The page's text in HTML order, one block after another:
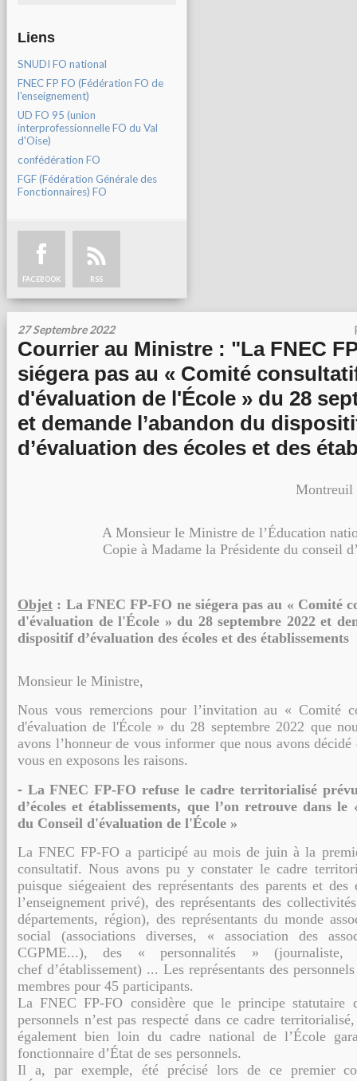
Liens
SNUDI FO national
FNEC FP FO (Fédération FO de
l'enseignement)
UD FO 95 (union
interprofessionnelle FO du Val
d'Oise)
confédération FO
FGF (Fédération Générale des
Fonctionnaires) FO
FACEBOOK RSS
27 Septembre 2022
Courrier au Ministre : "La FNEC
siégera pas au « Comité
d'évaluation de l'École » du 28
et demande l’abandon du
d’évaluation des écoles et des
Montreuil
A Monsieur le Ministre de l’Éducation
Copie à Madame la Présidente du conseil
Objet : La FNEC FP-FO ne siégera pas au « Comité
d'évaluation de l'École »du 28septembre 2022 et
dispositif d’évaluation des écoles et des établissements
Monsieur le Ministre,
Nous vous remercions pour l’invitation au « Comité
d'évaluation de l'École » du 28 septembre 2022 que
avons l’honneur de vous informer que nous avons décidé
vous en exposons les raisons.
- La FNEC FP-FO refuse le cadre territorialisé
d’écoles et établissements, que l’on retrouve dans
du Conseil d'évaluation de l'École »
La FNEC FP-FO a participé au mois de juin à la
consultatif. Nous avons pu yconstater le cadre
puisque siégeaient des représentants des parents et des
l’enseignement privé), des représentants des
départements, région), des représentants du monde
social (associations diverses, « association des
CGPME...), des « personnalités » (journaliste,
chef d’établissement) ... Les représentants des
membres pour 45 participants.
La FNEC FP-FO considère que le principe statutaire
personnels n’est pas respecté dans ce cadre
également bien loin du cadre national de l’École
fonctionnaire d’État de ses personnels.
Il a, par exemple, été précisé lors de ce premier